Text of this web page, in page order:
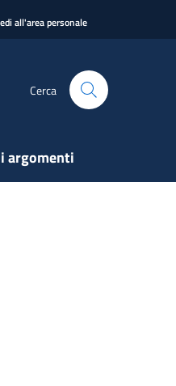
all'area personale
Cerca
argomenti